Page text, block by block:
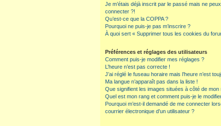
Je m’étais déjà inscrit par le passé mais ne
connecter ?!
Qu’est-ce que la COPPA ?
Pourquoi ne puis-je pas m’inscrire ?
À quoi sert « Supprimer tous les cookies du
Préférences et réglages des utilisateurs
Comment puis-je modifier mes réglages ?
L’heure n’est pas correcte !
J’ai réglé le fuseau horaire mais l’heure n’est
Ma langue n’apparaît pas dans la liste !
Que signifient les images situées à côté de mon
Quel est mon rang et comment puis-je le
Pourquoi m’est-il demandé de me connecter
courrier électronique d’un utilisateur ?